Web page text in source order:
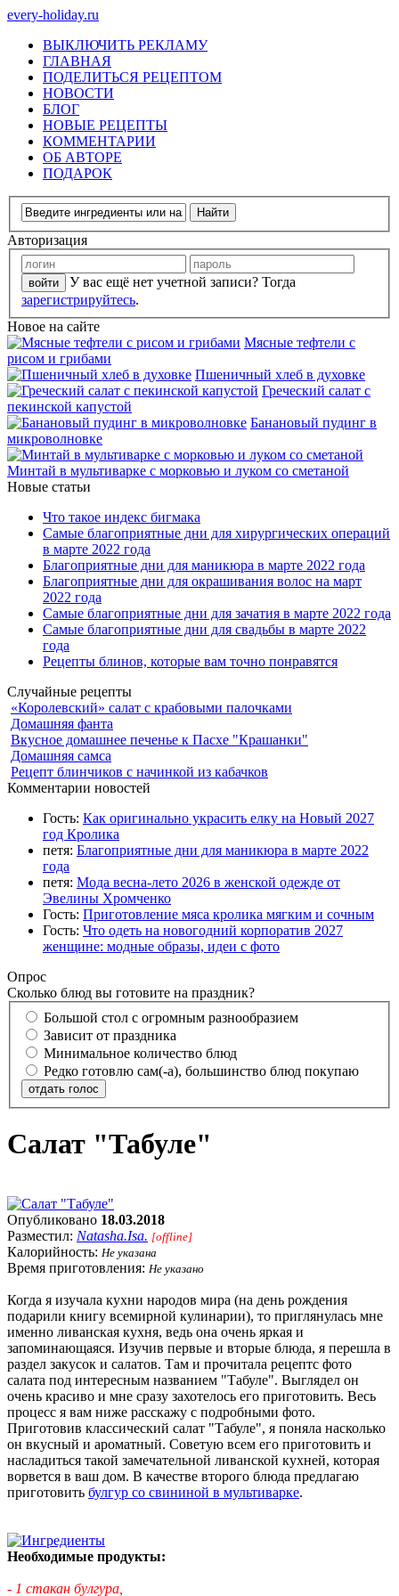
every-holiday.ru
ВЫКЛЮЧИТЬ РЕКЛАМУ
ГЛАВНАЯ
ПОДЕЛИТЬСЯ РЕЦЕПТОМ
НОВОСТИ
БЛОГ
НОВЫЕ РЕЦЕПТЫ
КОММЕНТАРИИ
ОБ АВТОРЕ
ПОДАРОК
Авторизация
У вас ещё нет учетной записи? Тогда
зарегистрируйтесь.
Новое на сайте
Мясные тефтели с
рисом и грибами
Пшеничный хлеб в духовке
Греческий салат с
пекинской капустой
Банановый пудинг в
микроволновке
Минтай в мультиварке с морковью и луком со сметаной
Новые статьи
Что такое индекс бигмака
Самые благоприятные дни для хирургических операций
в марте 2022 года
Благоприятные дни для маникюра в марте 2022 года
Благоприятные дни для окрашивания волос на март
2022 года
Самые благоприятные дни для зачатия в марте 2022 года
Самые благоприятные дни для свадьбы в марте 2022
года
Рецепты блинов, которые вам точно понравятся
Случайные рецепты
«Королевский» салат с крабовыми палочками
Домашняя фанта
Вкусное домашнее печенье к Пасхе "Крашанки"
Домашняя самса
Рецепт блинчиков с начинкой из кабачков
Комментарии новостей
Гость: Как оригинально украсить елку на Новый 2027
год Кролика
петя: Благоприятные дни для маникюра в марте 2022
года
петя: Мода весна-лето 2026 в женской одежде от
Эвелины Хромченко
Гость: Приготовление мяса кролика мягким и сочным
Гость: Что одеть на новогодний корпоратив 2027
женщине: модные образы, идеи с фото
Опрос
Сколько блюд вы готовите на праздник?
Большой стол с огромным разнообразием
Зависит от праздника
Минимальное количество блюд
Редко готовлю сам(-а), большинство блюд покупаю
отдать голос
Салат "Табуле"
Опубликовано 18.03.2018
Разместил: Natasha.Isa. [offline]
Калорийность: Не указана
Время приготовления: Не указано
Когда я изучала кухни народов мира (на день рождения
подарили книгу всемирной кулинарии), то приглянулась мне
именно ливанская кухня, ведь она очень яркая и
запоминающаяся. Изучив первые и вторые блюда, я перешла в
раздел закусок и салатов. Там и прочитала рецептс фото
салата под интересным названием "Табуле". Выглядел он
очень красиво и мне сразу захотелось его приготовить. Весь
процесс я вам ниже расскажу с подробными фото.
Приготовив классический салат "Табуле", я поняла насколько
он вкусный и ароматный. Советую всем его приготовить и
насладиться такой замечательной ливанской кухней, которая
ворвется в ваш дом. В качестве второго блюда предлагаю
приготовить булгур со свининой в мультиварке.
Необходимые продукты:
- 1 стакан булгура,